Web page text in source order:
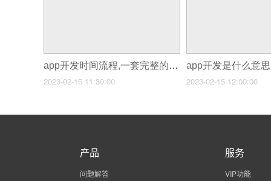
app开发时间流程,一套完整的app开发流程
2023-02-15 11:30:00 2023-02-15 12:00:00
产品
问题解答
服务
VIP功能